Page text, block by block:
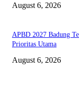
August 6, 2026
APBD 2027 Badung
Prioritas Utama
August 6, 2026